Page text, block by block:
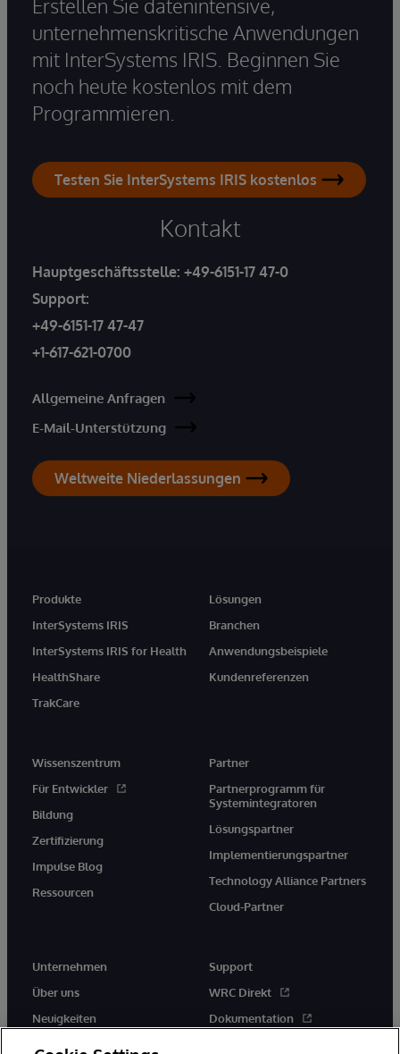
unternehmenskritische Anwendungen
mit InterSystems IRIS. Beginnen Sie
noch heute kostenlos mit dem
Programmieren.
Testen Sie InterSystems IRIS kostenlos
Kontakt
Hauptgeschäftsstelle: +49-6151-17 47-0
Support:
+49-6151-17 47-47
+1-617-621-0700
Allgemeine Anfragen
E-Mail-Unterstützung
Weltweite Niederlassungen
Produkte
InterSystems IRIS
InterSystems IRIS for Health
HealthShare
TrakCare
Lösungen
Branchen
Anwendungsbeispiele
Kundenreferenzen
Wissenszentrum
Für Entwickler
Bildung
Zertifizierung
Impulse Blog
Ressourcen
Partner
Partnerprogramm für
Systemintegratoren
Lösungspartner
Implementierungspartner
Technology Alliance Partners
Cloud-Partner
Unternehmen
Über uns
Neuigkeiten
Support
WRC Direkt
Dokumentation